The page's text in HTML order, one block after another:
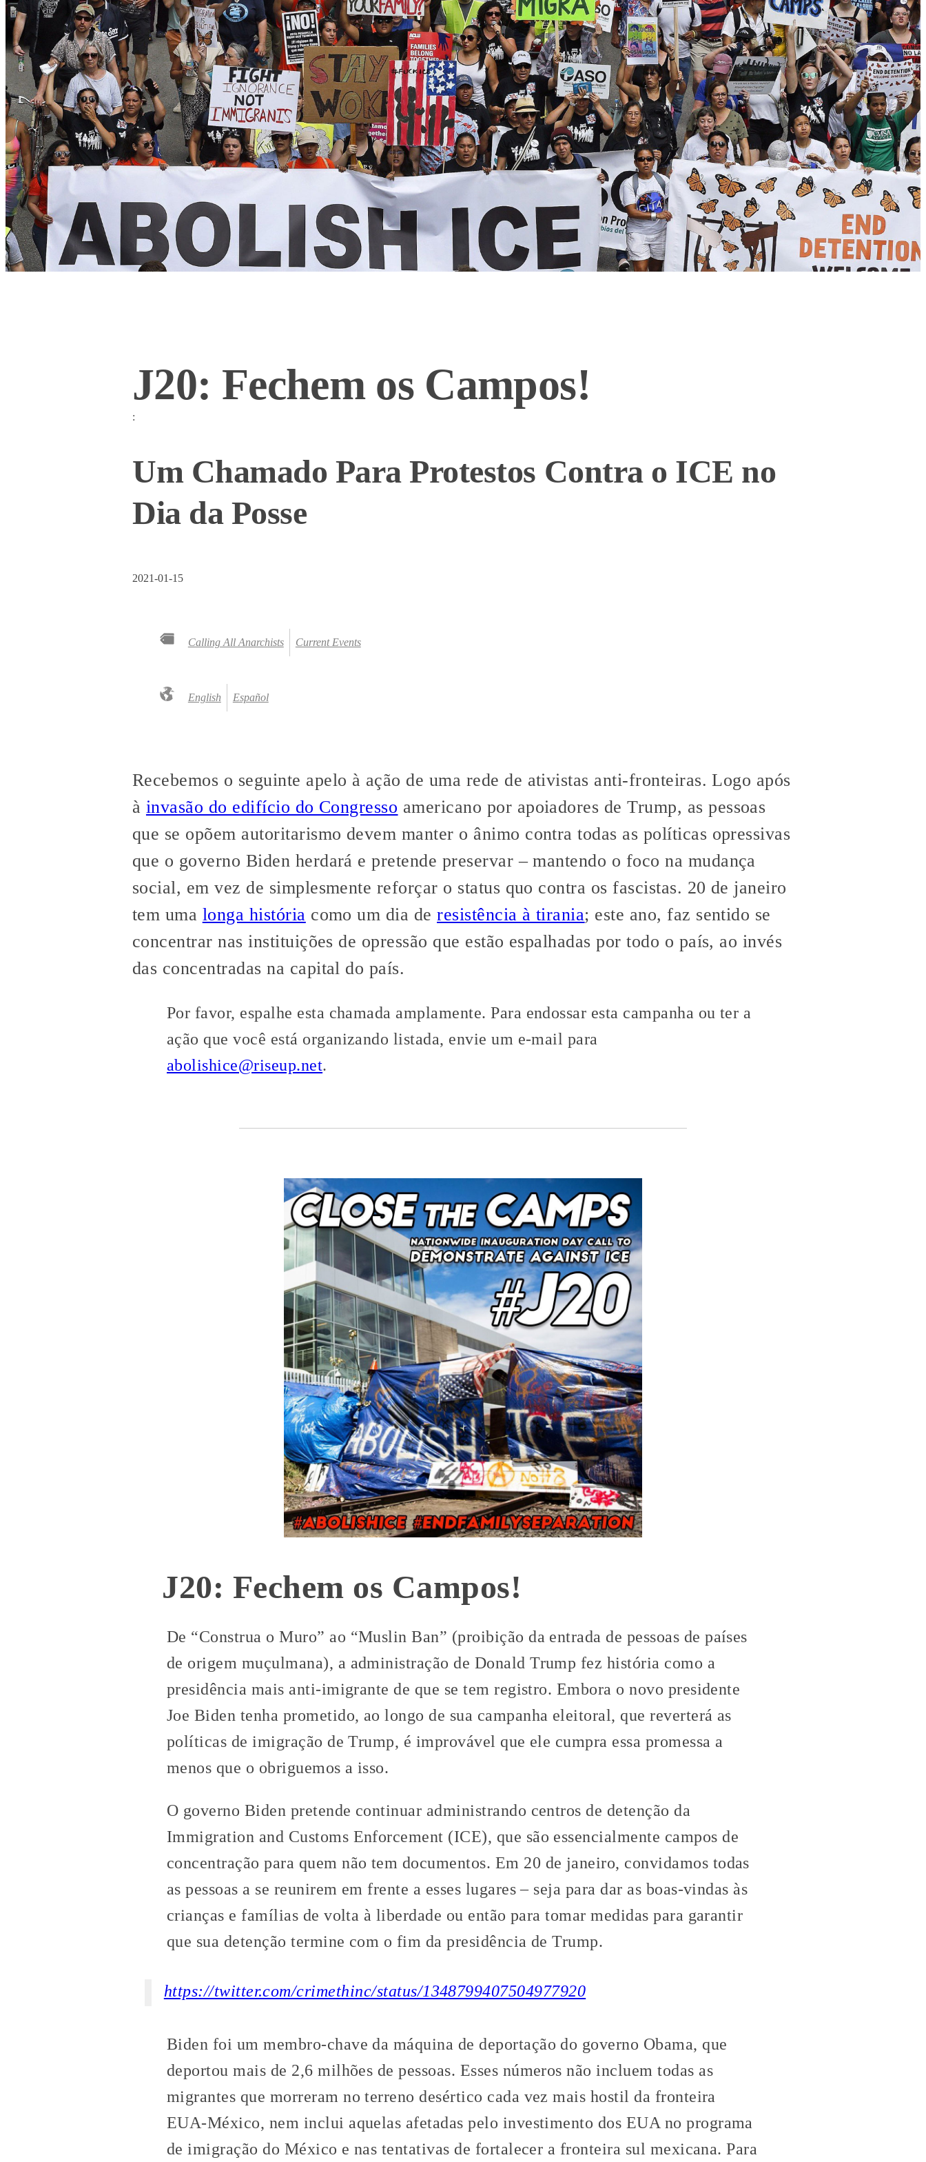
J20: Fechem os Campos!
:
Um Chamado Para Protestos Contra o ICE no
Dia da Posse
2021-01-15
Calling All Anarchists Current Events
English Español
Recebemos o seguinte apelo à ação de uma rede de ativistas anti-fronteiras. Logo após
à invasão do edifício do Congresso americano por apoiadores de Trump, as pessoas
que se opõem autoritarismo devem manter o ânimo contra todas as políticas opressivas
que o governo Biden herdará e pretende preservar – mantendo o foco na mudança
social, em vez de simplesmente reforçar o status quo contra os fascistas. 20 de janeiro
tem uma longa história como um dia deresistência à tirania; este ano, faz sentido se
concentrar nas instituições de opressão que estão espalhadas por todo o país, ao invés
das concentradas na capital do país.
Por favor, espalhe esta chamada amplamente. Para endossar esta campanha ou ter a
ação que você está organizando listada, envie um e-mail para
abolishice@riseup.net.
J20: Fechem os Campos!
De “Construa o Muro” ao “Muslin Ban” (proibição da entrada de pessoas de países
de origem muçulmana), a administração de Donald Trump fez história como a
presidência mais anti-imigrante de que se tem registro. Embora o novo presidente
Joe Biden tenha prometido, ao longo de sua campanha eleitoral, que reverterá as
políticas de imigração de Trump, é improvável que ele cumpra essa promessa a
menos que o obriguemos a isso.
O governo Biden pretende continuar administrando centros de detenção da
Immigration and Customs Enforcement (ICE), que são essencialmente campos de
concentração para quem não tem documentos. Em 20 de janeiro, convidamos todas
as pessoas a se reunirem em frente a esses lugares – seja para dar as boas-vindas às
crianças e famílias de volta à liberdade ou então para tomar medidas para garantir
que sua detenção termine com o fim da presidência de Trump.
https://twitter.com/crimethinc/status/1348799407504977920
Biden foi um membro-chave da máquina de deportação do governo Obama, que
deportou mais de 2,6 milhões de pessoas. Esses números não incluem todas as
migrantes que morreram no terreno desértico cada vez mais hostil da fronteira
EUA-México, nem inclui aquelas afetadas pelo investimento dos EUA no programa
de imigração do México e nas tentativas de fortalecer a fronteira sul mexicana. Para